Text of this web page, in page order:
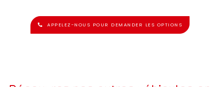
APPELEZ-NOUS POUR DEMANDER LES OPTIONS